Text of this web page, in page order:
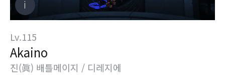
Lv.115
Akaino
진(眞) 배틀메이지 / 디레지에